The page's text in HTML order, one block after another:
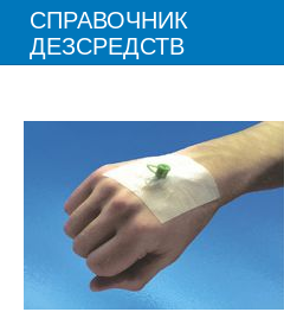
СПРАВОЧНИК
ДЕЗСРЕДСТВ